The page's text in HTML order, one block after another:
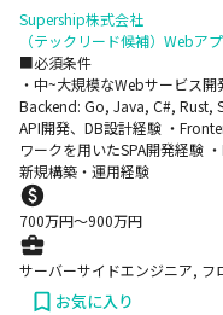
Supership株式会社
（テックリード候補）Webア
■必須条件
・中~大規模なWebサービス
Backend: Go, Java, C#, Rust,
API開発、DB設計経験 ・
ワークを用いたSPA開発経験
新規構築・運用経験
700万円〜900万円
サーバーサイドエンジニア, フ
お気に入り